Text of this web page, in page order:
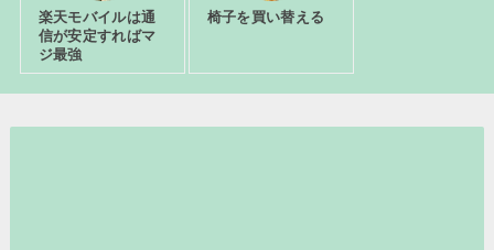
楽天モバイルは通
信が安定すればマ
ジ最強
椅子を買い替える